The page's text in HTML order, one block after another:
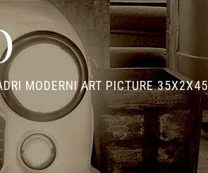
MODERNI ART PICTURE 35X2X45